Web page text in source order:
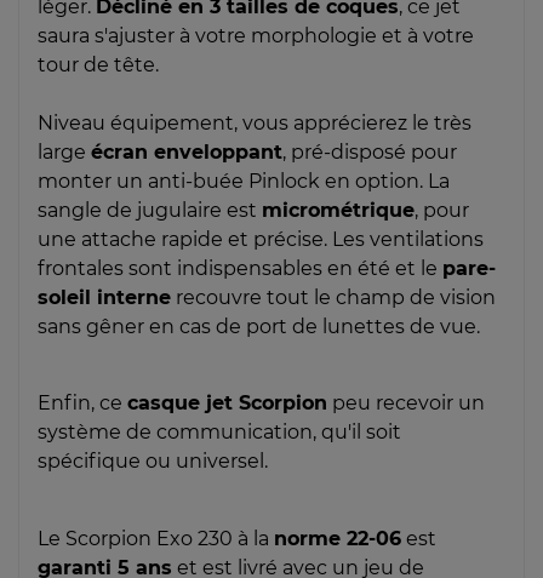
léger. Décliné en 3 tailles de coques, ce jet
saura s'ajuster à votre morphologie et à votre
tour de tête.
Niveau équipement, vous apprécierez le très
large écran enveloppant, pré-disposé pour
monter un anti-buée Pinlock en option. La
sangle de jugulaire est micrométrique, pour
une attache rapide et précise. Les ventilations
frontales sont indispensables en été et le pare-
soleil interne recouvre tout le champ de vision
sans gêner en cas de port de lunettes de vue.
Enfin, ce casque jet Scorpion peu recevoir un
système de communication, qu'il soit
spécifique ou universel.
Le Scorpion Exo 230 à la norme 22-06 est
garanti 5 ans et est livré avec un jeu de